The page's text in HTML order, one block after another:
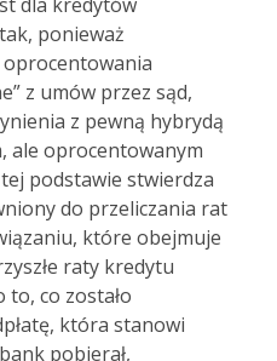
ponieważ
z umów przez sąd,
z pewną hybrydą
ale oprocentowanym
podstawie stwierdza
do przeliczania rat
które obejmuje
raty kredytu
co zostało
która stanowi
pobierał,